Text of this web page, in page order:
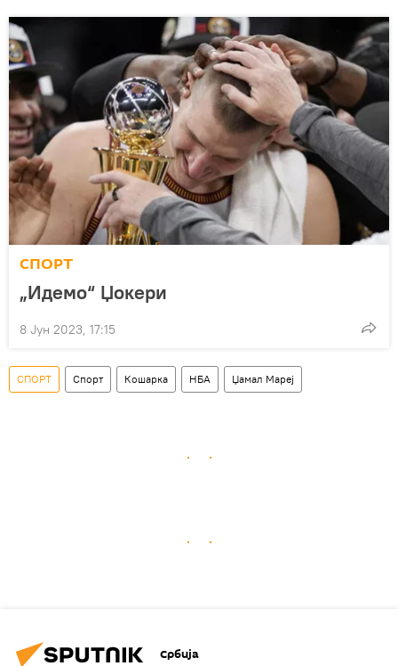
СПОРТ
„Идемо“ Џокери
8 Јун 2023, 17:15
СПОРТ Спорт Кошарка НБА Џамал Мареј
Србија